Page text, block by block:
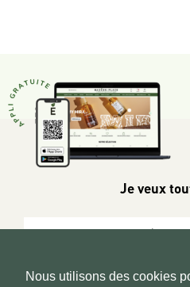
Nous utilisons des cookies
Je veux